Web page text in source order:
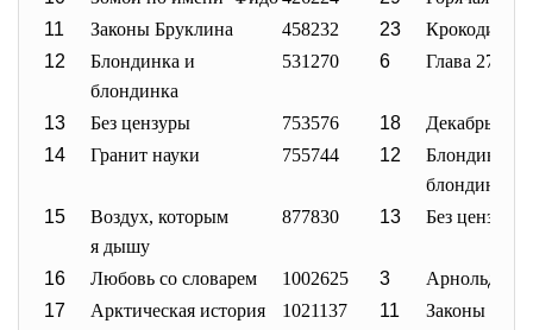
11
Законы Бруклина 458232 23
Крокодил
12
Блондинка и
блондинка
531270 6 Глава 27
13 Без цензуры 753576 18
14
Гранит науки 755744 12
Блондинка
блондинка
15
Воздух, которым
я дышу
877830 13 Без цензуры
16 Любовь со словарем 1002625 3
Арнольдс
17
Арктическая история 1021137 11
Законы